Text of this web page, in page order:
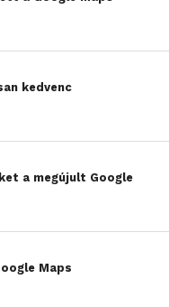
kedvenc
a megújult Google
Maps